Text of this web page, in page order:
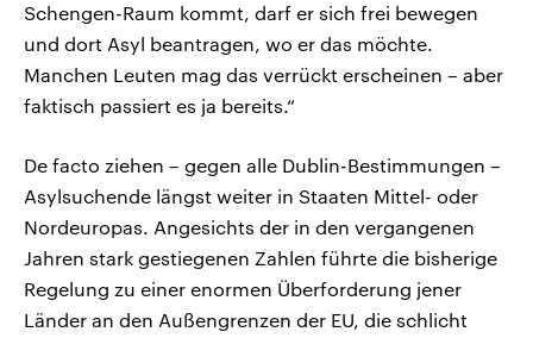
Schengen-Raum kommt, darf er sich frei bewegen
und dort Asyl beantragen, wo er das möchte.
Manchen Leuten mag das verrückt erscheinen – aber
faktisch passiert es ja bereits.“
De facto ziehen – gegen alle Dublin-Bestimmungen –
Asylsuchende längst weiter in Staaten Mittel- oder
Nordeuropas. Angesichts der in den vergangenen
Jahren stark gestiegenen Zahlen führte die bisherige
Regelung zu einer enormen Überforderung jener
Länder an den Außengrenzen der EU, die schlicht